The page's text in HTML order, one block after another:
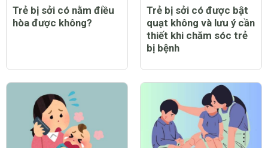
Trẻ bị sởi có nằm điều
hòa được không?
Trẻ bị sởi có được bật
quạt không và lưu ý cần
thiết khi chăm sóc trẻ
bị bệnh